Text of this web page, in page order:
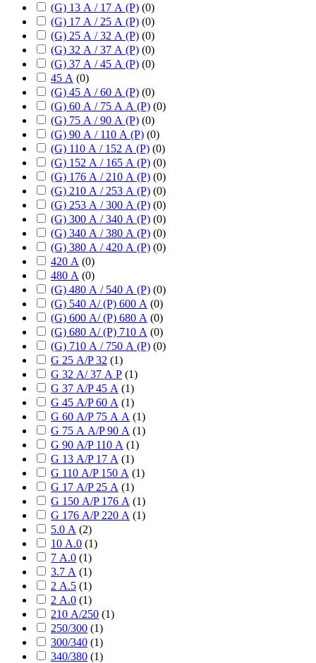
(G) 13 А / 17 А (P) (0)
(G) 17 А / 25 А (P) (0)
(G) 25 А / 32 А (P) (0)
(G) 32 А / 37 А (P) (0)
(G) 37 А / 45 А (P) (0)
45 А (0)
(G) 45 А / 60 А (P) (0)
(G) 60 А / 75 А А (P) (0)
(G) 75 А / 90 А (P) (0)
(G) 90 А / 110 А (P) (0)
(G) 110 А / 152 А (P) (0)
(G) 152 А / 165 А (P) (0)
(G) 176 А / 210 А (P) (0)
(G) 210 А / 253 А (P) (0)
(G) 253 А / 300 А (P) (0)
(G) 300 А / 340 А (P) (0)
(G) 340 А / 380 А (P) (0)
(G) 380 А / 420 А (P) (0)
420 А (0)
480 А (0)
(G) 480 А / 540 А (P) (0)
(G) 540 А/ (P) 600 А (0)
(G) 600 А/ (P) 680 А (0)
(G) 680 А/ (P) 710 А (0)
(G) 710 А / 750 А (P) (0)
G 25 А/P 32 (1)
G 32 А/ 37 А P (1)
G 37 А/P 45 А (1)
G 45 А/P 60 А (1)
G 60 А/P 75 А А (1)
G 75 А А/P 90 А (1)
G 90 А/P 110 А (1)
G 13 А/P 17 А (1)
G 110 А/P 150 А (1)
G 17 А/P 25 А (1)
G 150 А/P 176 А (1)
G 176 А/P 220 А (1)
5.0 А (2)
10 А.0 (1)
7 А.0 (1)
3.7 А (1)
2 А.5 (1)
2 А.0 (1)
210 А/250 (1)
250/300 (1)
300/340 (1)
340/380 (1)